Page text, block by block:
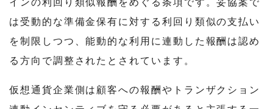
は受動的な準備金保有に対する利回り類似の支払い
を制限しつつ、能動的な利用に連動した報酬は認め
る方向で調整されたとされています。
仮想通貨企業側は顧客への報酬やトランザクション